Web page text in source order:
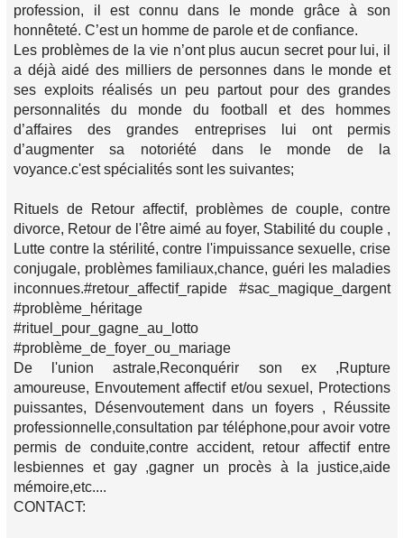
profession, il est connu dans le monde grâce à son
honnêteté. C’est un homme de parole et de confiance.
Les problèmes de la vie n’ont plus aucun secret pour lui, il
a déjà aidé des milliers de personnes dans le monde et
ses exploits réalisés un peu partout pour des grandes
personnalités du monde du football et des hommes
d’affaires des grandes entreprises lui ont permis
d’augmenter sa notoriété dans le monde de la
voyance.c'est spécialités sont les suivantes;
Rituels de Retour affectif, problèmes de couple, contre
divorce, Retour de l'être aimé au foyer, Stabilité du couple ,
Lutte contre la stérilité, contre l'impuissance sexuelle, crise
conjugale, problèmes familiaux,chance, guéri les maladies
inconnues.#retour_affectif_rapide #sac_magique_dargent
#problème_héritage
#rituel_pour_gagne_au_lotto
#problème_de_foyer_ou_mariage
De l'union astrale,Reconquérir son ex ,Rupture
amoureuse, Envoutement affectif et/ou sexuel, Protections
puissantes, Désenvoutement dans un foyers , Réussite
professionnelle,consultation par téléphone,pour avoir votre
permis de conduite,contre accident, retour affectif entre
lesbiennes et gay ,gagner un procès à la justice,aide
mémoire,etc....
CONTACT: